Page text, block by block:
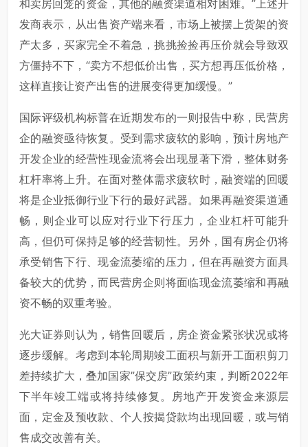
和卖房回笼的资金，其他的融资渠道相对困难。”上述开
发商表示，从出售资产端来看，市场上被摆上货架的资
产太多，买家完全不着急，挑挑捡捡再压价就会导致双
方僵持不下，“卖方不想低价出售，买方想再压低价格，
这样直接让资产出售的进展变得更加缓慢。”
国际评级机构标普在近期发布的一则报告中称，民营房
企的融资亟待恢复。受到需求疲软的影响，预计房地产
开发企业的经营性现金流将会出现显著下滑，整体财务
杠杆率将上升。在面对整体需求疲软时，融资端的回暖
将是企业抵御行业下行的最好武器。如果再融资渠道通
畅，则企业可以应对行业下行压力，企业杠杆可能升
高，但仍可保持足够的经营韧性。另外，国有房企仍将
承受销售下行、现金流萎缩的压力，但在再融资方面具
备较大的优势，而民营房企则将面临现金流萎缩和再融
资不畅的双重考验。
光大证券则认为，销售回暖后，房企资金紧张状况或将
逐步缓解。考虑到本轮周期竣工面积与新开工面积剪刀
差持续扩大，叠加国家”保交房”政策约束，判断2022年
下半年竣工端或将持续修复。房地产开发资金来源层
面，定金及预收款、个人按揭贷款均出现回暖，或与销
售成交改善有关。